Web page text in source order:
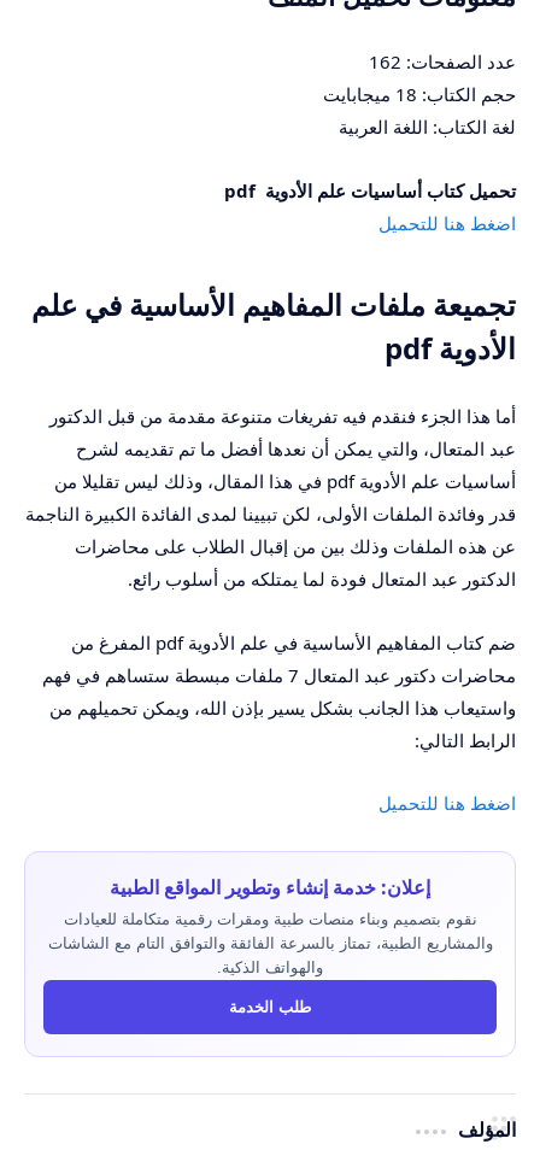
عدد الصفحات: 162
حجم الكتاب: 18 ميجابايت
لغة الكتاب: اللغة العربية
تحميل كتاب أساسيات علم الأدوية pdf
اضغط هنا للتحميل
تجميعة ملفات المفاهيم الأساسية في علم
الأدوية pdf
أما هذا الجزء فنقدم فيه تفريغات متنوعة مقدمة من قبل الدكتور
عبد المتعال، والتي يمكن أن نعدها أفضل ما تم تقديمه لشرح
أساسيات علم الأدوية pdf في هذا المقال، وذلك ليس تقليلا من
قدر وفائدة الملفات الأولى، لكن تبيينا لمدى الفائدة الكبيرة الناجمة
عن هذه الملفات وذلك بين من إقبال الطلاب على محاضرات
الدكتور عبد المتعال فودة لما يمتلكه من أسلوب رائع.
ضم كتاب المفاهيم الأساسية في علم الأدوية pdf المفرغ من
محاضرات دكتور عبد المتعال 7 ملفات مبسطة ستساهم في فهم
واستيعاب هذا الجانب بشكل يسير بإذن الله، ويمكن تحميلهم من
الرابط التالي:
اضغط هنا للتحميل
إعلان: خدمة إنشاء وتطوير المواقع الطبية
نقوم بتصميم وبناء منصات طبية ومقرات رقمية متكاملة للعيادات
والمشاريع الطبية، تمتاز بالسرعة الفائقة والتوافق التام مع الشاشات
والهواتف الذكية.
طلب الخدمة
المؤلف